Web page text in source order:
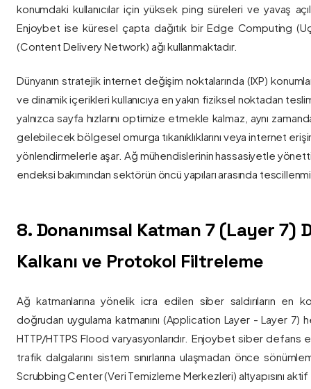
konumdaki kullanıcılar için yüksek ping süreleri ve yavaş
Enjoybet ise küresel çapta dağıtık bir Edge Computing
(Content Delivery Network) ağı kullanmaktadır.
Dünyanın stratejik internet değişim noktalarında (IXP)
ve dinamik içerikleri kullanıcıya en yakın fiziksel noktadan
yalnızca sayfa hızlarını optimize etmekle kalmaz, aynı
gelebilecek bölgesel omurga tıkanıklıklarını veya internet
yönlendirmelerle aşar. Ağ mühendislerinin hassasiyetle
endeksi bakımından sektörün öncü yapıları arasında
8. Donanımsal Katman 7 (Layer 7)
Kalkanı ve Protokol Filtreleme
Ağ katmanlarına yönelik icra edilen siber saldırıların en
doğrudan uygulama katmanını (Application Layer - Layer 7)
HTTP/HTTPS Flood varyasyonlarıdır. Enjoybet siber
trafik dalgalarını sistem sınırlarına ulaşmadan önce
Scrubbing Center (Veri Temizleme Merkezleri) altyapısını